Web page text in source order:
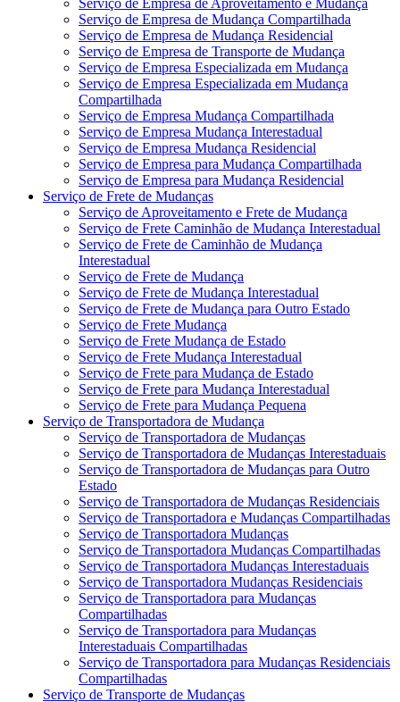
Serviço de Empresa de Mudança Compartilhada
Serviço de Empresa de Mudança Residencial
Serviço de Empresa de Transporte de Mudança
Serviço de Empresa Especializada em Mudança
Serviço de Empresa Especializada em Mudança
Compartilhada
Serviço de Empresa Mudança Compartilhada
Serviço de Empresa Mudança Interestadual
Serviço de Empresa Mudança Residencial
Serviço de Empresa para Mudança Compartilhada
Serviço de Empresa para Mudança Residencial
Serviço de Frete de Mudanças
Serviço de Aproveitamento e Frete de Mudança
Serviço de Frete Caminhão de Mudança Interestadual
Serviço de Frete de Caminhão de Mudança
Interestadual
Serviço de Frete de Mudança
Serviço de Frete de Mudança Interestadual
Serviço de Frete de Mudança para Outro Estado
Serviço de Frete Mudança
Serviço de Frete Mudança de Estado
Serviço de Frete Mudança Interestadual
Serviço de Frete para Mudança de Estado
Serviço de Frete para Mudança Interestadual
Serviço de Frete para Mudança Pequena
Serviço de Transportadora de Mudança
Serviço de Transportadora de Mudanças
Serviço de Transportadora de Mudanças Interestaduais
Serviço de Transportadora de Mudanças para Outro
Estado
Serviço de Transportadora de Mudanças Residenciais
Serviço de Transportadora e Mudanças Compartilhadas
Serviço de Transportadora Mudanças
Serviço de Transportadora Mudanças Compartilhadas
Serviço de Transportadora Mudanças Interestaduais
Serviço de Transportadora Mudanças Residenciais
Serviço de Transportadora para Mudanças
Compartilhadas
Serviço de Transportadora para Mudanças
Interestaduais Compartilhadas
Serviço de Transportadora para Mudanças Residenciais
Compartilhadas
Serviço de Transporte de Mudanças